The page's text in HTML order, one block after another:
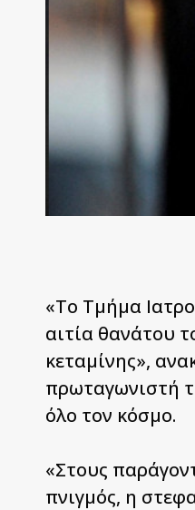
«Το Τμήμα
αιτία θανάτου
κεταμίνης»,
πρωταγωνιστή
όλο τον κόσμο.
«Στους
πνιγμός, η